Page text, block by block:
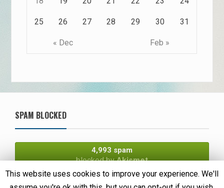
« Dec Feb »
25 26 27 28 29 30 31
SPAM BLOCKED
4,993 spam
blocked byAkismet
This website uses cookies to improve your experience. We'll